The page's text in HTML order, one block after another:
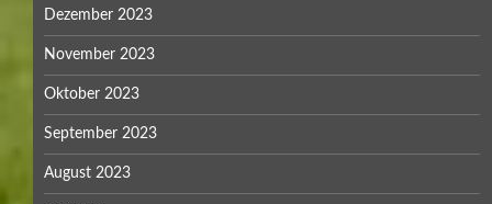
Dezember 2023
November 2023
Oktober 2023
September 2023
August 2023